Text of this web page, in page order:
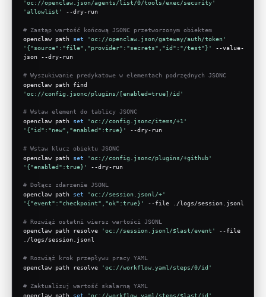
'oc://openclaw.json/agents/list/0/tools/exec/security'
'allowlist'
--dry-run
# Zastąp wartość końcową JSONC przetworzonym obiektem
openclaw path set
'oc://openclaw.json/gateway/auth/token'
'{"source":"file","provider":"secrets","id":"/test"}'
--value-
json --dry-run
# Wyszukiwanie predykatowe w elementach podrzędnych JSONC
'oc://config.jsonc/plugins/[enabled=true]/id'
# Wstaw element do tablicy JSONC
openclaw path set
'oc://config.jsonc/items/+1'
'{"id":"new","enabled":true}'
--dry-run
# Wstaw klucz obiektu JSONC
openclaw path set
'oc://config.jsonc/plugins/+github'
'{"enabled":true}'
--dry-run
# Dołącz zdarzenie JSONL
openclaw path set
'oc://session.jsonl/+'
'{"event":"checkpoint","ok":true}'
--file ./logs/session.jsonl
# Rozwiąż ostatni wiersz wartości JSONL
openclaw path resolve
'oc://session.jsonl/$last/event'
--file
./logs/session.jsonl
# Rozwiąż krok przepływu pracy YAML
openclaw path resolve
'oc://workflow.yaml/steps/0/id'
# Zaktualizuj wartość skalarną YAML
openclaw path set
'oc://workflow.yaml/steps/$last/id'